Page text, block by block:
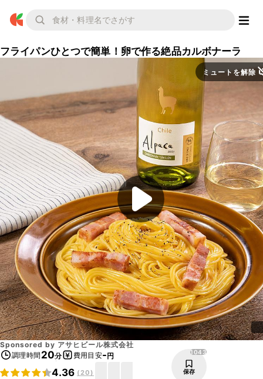
フライパンひとつで簡単！卵で作る絶品カルボナーラ
ミュートを解除
Sponsored by アサヒビール株式会社
調理時間 20分 費用目安-円
4.36 (20)
1043
保存